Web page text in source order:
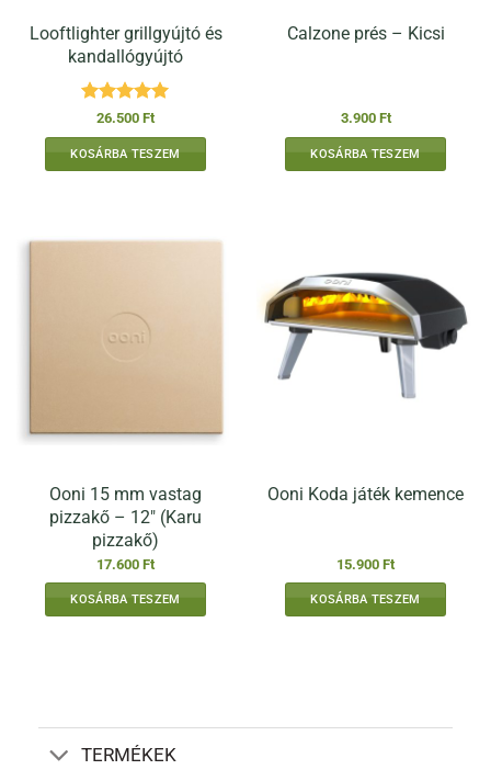
Looftlighter grillgyújtó és
kandallógyújtó
Értékelés:
/ 5
26.500 Ft
KOSÁRBA TESZEM
Calzone prés – Kicsi
3.900 Ft
KOSÁRBA TESZEM
Ooni 15 mm vastag
pizzakő – 12″ (Karu
pizzakő)
17.600 Ft
KOSÁRBA TESZEM
Ooni Koda játék kemence
15.900 Ft
KOSÁRBA TESZEM
TERMÉKEK